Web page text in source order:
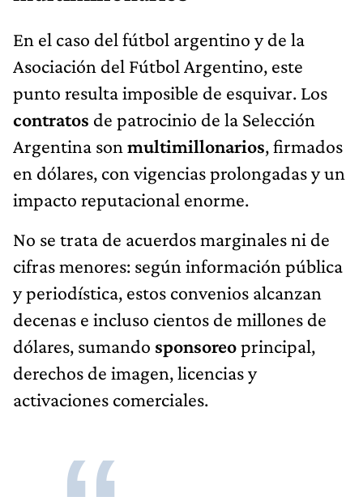
En el caso del fútbol argentino y de la
Asociación del Fútbol Argentino, este
punto resulta imposible de esquivar. Los
contratos de patrocinio de la Selección
Argentina son multimillonarios, firmados
en dólares, con vigencias prolongadas y un
impacto reputacional enorme.
No se trata de acuerdos marginales ni de
cifras menores: según información pública
y periodística, estos convenios alcanzan
decenas e incluso cientos de millones de
dólares, sumando sponsoreoprincipal,
derechos de imagen, licencias y
activaciones comerciales.